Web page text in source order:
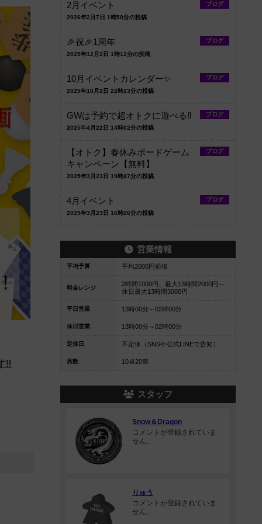
‼️
ブログ
2月イベント
2026年2月7日 1時50分の投稿
ブログ
🎉祝🎉1周年
2025年12月2日 1時12分の投稿
ブログ
10月イベントカレンダー✨️
2025年10月2日 22時23分の投稿
ブログ
GWは予約で超オトクに遊べる‼️
2025年4月22日 14時02分の投稿
ブログ
【オトク】春休みボードゲーム
キャンペーン【無料】
2025年3月23日 19時47分の投稿
ブログ
4月イベント
2025年3月23日 16時26分の投稿
営業情報
平均予算 平均2000円前後
料金レンジ
2時間1000円、最大13時間2000円～
休日最大13時間3000円
平日営業 13時00分～02時00分
休日営業 13時00分～02時00分
定休日 不定休（SNSや公式LINEで告知）
席数 10卓20席
スタッフ
Snow＆Dragon
コメントが登録されていま
せん。
りゅう
コメントが登録されていま
せん。